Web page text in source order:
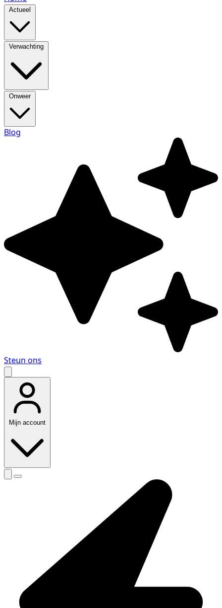
Actueel
Verwachting
Onweer
Blog
Steun ons
Mijn account